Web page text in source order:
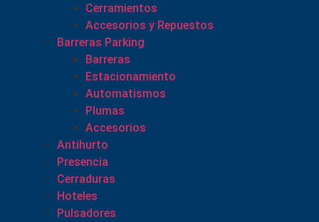
Cerramientos
Accesorios y Repuestos
Barreras Parking
Barreras
Estacionamiento
Automatismos
Plumas
Accesorios
Antihurto
Presencia
Cerraduras
Hoteles
Pulsadores